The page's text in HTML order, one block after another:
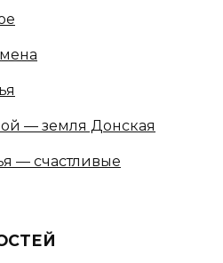
— земля Донская
— счастливые